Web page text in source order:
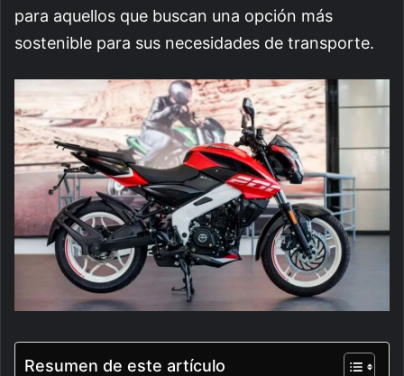
para aquellos que buscan una opción más
sostenible para sus necesidades de transporte.
Resumen de este artículo